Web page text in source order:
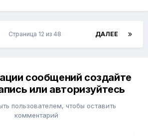
ДАЛЕЕ
Страница 12 из 48
сообщений создайте
или авторизуйтесь
пользователем, чтобы оставить
комментарий